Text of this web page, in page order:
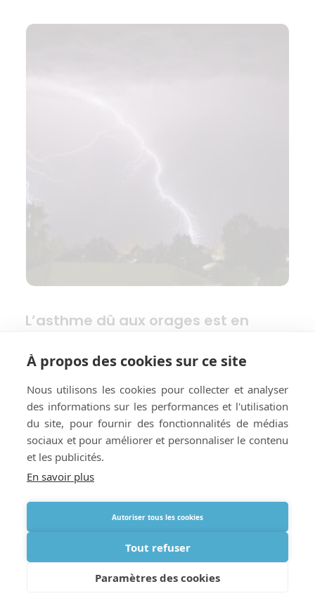
L’asthme dû aux orages est en
À propos des cookies sur ce site
Nous utilisons les cookies pour collecter et analyser
des informations sur les performances et l'utilisation
du site, pour fournir des fonctionnalités de médias
sociaux et pour améliorer et personnaliser le contenu
et les publicités.
En savoir plus
Autoriser tous les cookies
Tout refuser
Paramètres des cookies